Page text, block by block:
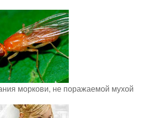
моркови, не поражаемой мухой